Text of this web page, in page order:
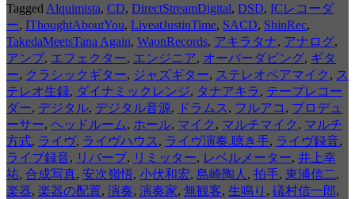
Tagged Alquimista, CD, DirectStreamDigital, DSD, ICレコーダ
ー, IThoughtAboutYou, LiveatJustinTime, SACD, ShinRec,
TakedaMeetsTana Again, WaonRecords, アキラタナ, アナログ,
アンプ, エフェクター, エンジニア, オーバーダビング, ギタ
ー, クラシックギター, ジャズギター, ステレオペアマイク , ス
テレオ生録, ダイナミックレンジ, タナアキラ, テープレコー
ダー, デジタル, デジタル音源, ドラムス , フルアコ , プロデュ
ーサー, ヘッドルーム, ホール, マイク , マルチマイク , マルチ
方式, ライヴ, ライヴハウス , ライヴ演奏.聴き手, ライヴ録音,
ライブ録音, リバーブ, リミッター, レベルメーター, 井上幸
祐, 合成写真, 安次嶺悟, 小伏和宏, 島崎陶人 , 拍手, 東浦信二,
楽器, 楽器の配置, 演奏, 演奏家, 無観客, 生鳴り , 礒村信一郎,